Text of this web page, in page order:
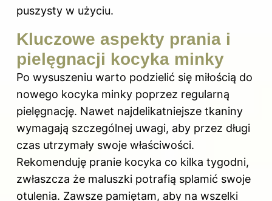
puszysty w użyciu.
Kluczowe aspekty prania i
pielęgnacji kocyka minky
Po wysuszeniu warto podzielić się miłością do
nowego kocyka minky poprzez regularną
pielęgnację. Nawet najdelikatniejsze tkaniny
wymagają szczególnej uwagi, aby przez długi
czas utrzymały swoje właściwości.
Rekomenduję pranie kocyka co kilka tygodni,
zwłaszcza że maluszki potrafią splamić swoje
otulenia. Zawsze pamiętam, aby na wszelki